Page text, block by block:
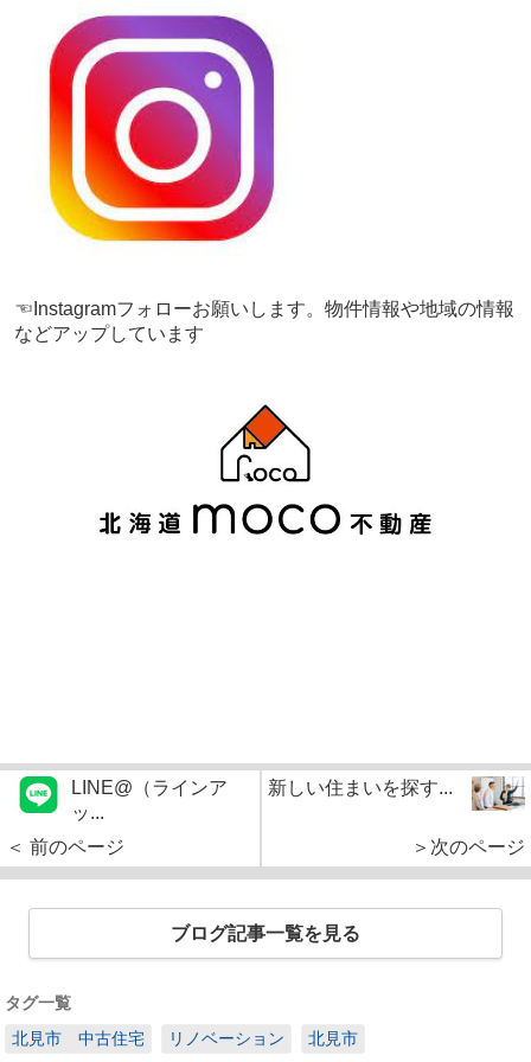
☜Instagramフォローお願いします。物件情報や地域の情報
などアップしています
LINE@（ラインア
ッ...
＜ 前のページ
新しい住まいを探す...
＞次のページ
ブログ記事一覧を見る
タグ一覧
北見市 中古住宅
リノベーション 北見市